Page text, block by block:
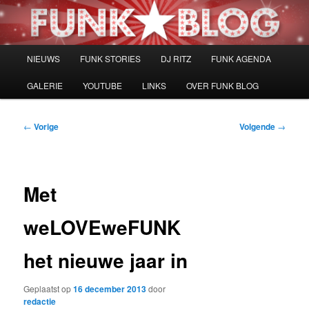
Spring
naar
NIEUWS FUNK STORIES DJ RITZ FUNK AGENDA
GALERIE YOUTUBE LINKS OVER FUNK BLOG
Bericht
← Vorige Volgende →
Met
weLOVEweFUNK
het nieuwe jaar in
Geplaatst op16 december 2013door
redactie